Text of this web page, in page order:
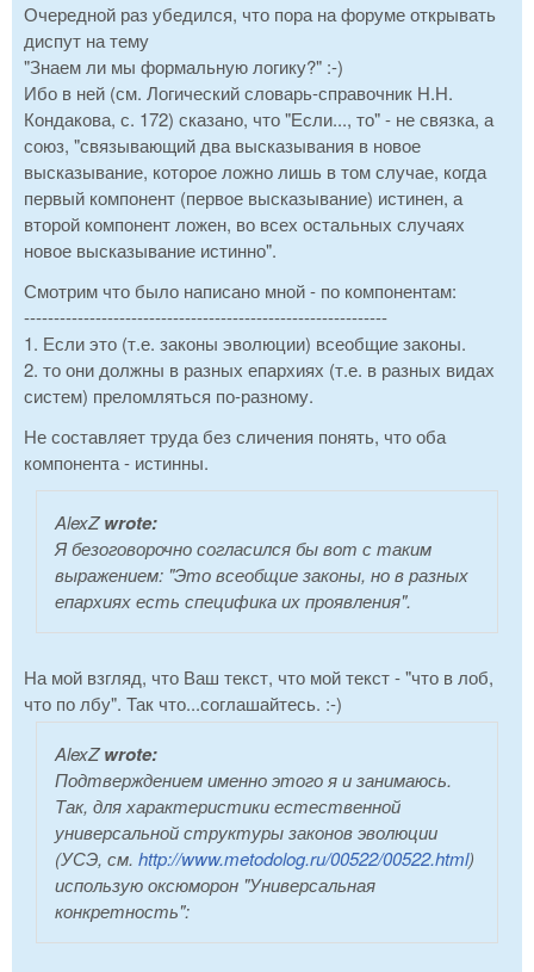
Очередной раз убедился, что пора на форуме открывать
диспут на тему
"Знаем ли мы формальную логику?" :-)
Ибо в ней (см. Логический словарь-справочник Н.Н.
Кондакова, с. 172) сказано, что "Если..., то" - не связка, а
союз, "связывающий два высказывания в новое
высказывание, которое ложно лишь в том случае, когда
первый компонент (первое высказывание) истинен, а
второй компонент ложен, во всех остальных случаях
новое высказывание истинно".
Смотрим что было написано мной - по компонентам:
-------------------------------------------------------------
1. Если это (т.е. законы эволюции) всеобщие законы.
2. то они должны в разных епархиях (т.е. в разных видах
систем) преломляться по-разному.
Не составляет труда без сличения понять, что оба
компонента - истинны.
AlexZwrote:
Я безоговорочно согласился бы вот с таким
выражением: "Это всеобщие законы, но в разных
епархиях есть специфика их проявления".
На мой взгляд, что Ваш текст, что мой текст - "что в лоб,
что по лбу". Так что...соглашайтесь. :-)
AlexZwrote:
Подтверждением именно этого я и занимаюсь.
Так, для характеристики естественной
универсальной структуры законов эволюции
(УСЭ, см. http://www.metodolog.ru/00522/00522.html)
использую оксюморон "Универсальная
конкретность":